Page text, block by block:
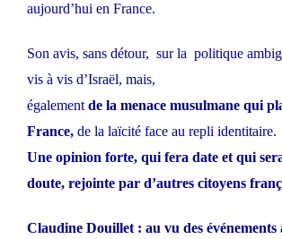
aujourd’hui en France.
Son avis, sans détour, sur la politique
vis à vis d’Israël, mais,
également de la menace musulmane qui
France, de la laïcité face au repli identitaire.
Une opinion forte, qui fera date et qui
doute, rejointe par d’autres citoyens
Claudine Douillet : au vu des événements